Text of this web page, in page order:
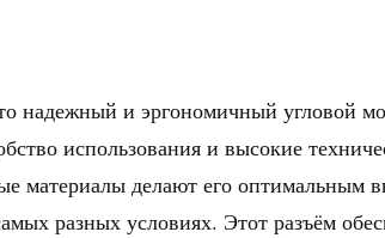
надежный и эргономичный угловой
использования и высокие
материалы делают его оптимальным
разных условиях. Этот разъём